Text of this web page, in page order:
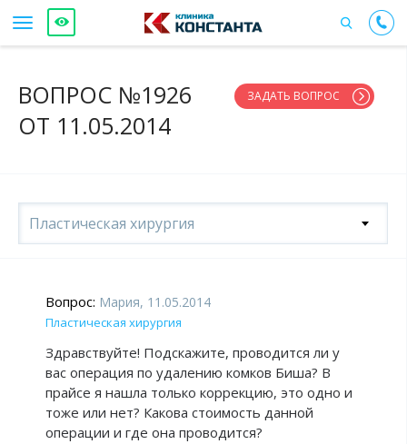
ВОПРОС №1926
ОТ 11.05.2014
ЗАДАТЬ ВОПРОС
Пластическая хирургия
Вопрос: Мария, 11.05.2014
Пластическая хирургия
Здравствуйте! Подскажите, проводится ли у
вас операция по удалению комков Биша? В
прайсе я нашла только коррекцию, это одно и
тоже или нет? Какова стоимость данной
операции и где она проводится?